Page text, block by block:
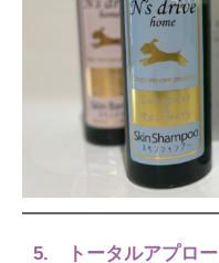
5. トータルアプロ